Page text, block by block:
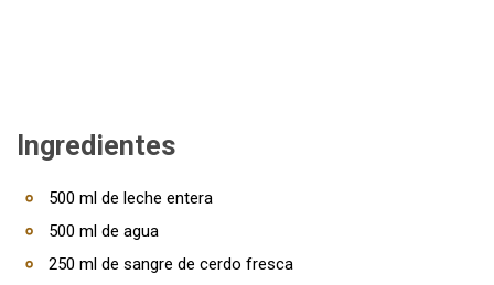
Ingredientes
500 ml de leche entera
500 ml de agua
250 ml de sangre de cerdo fresca